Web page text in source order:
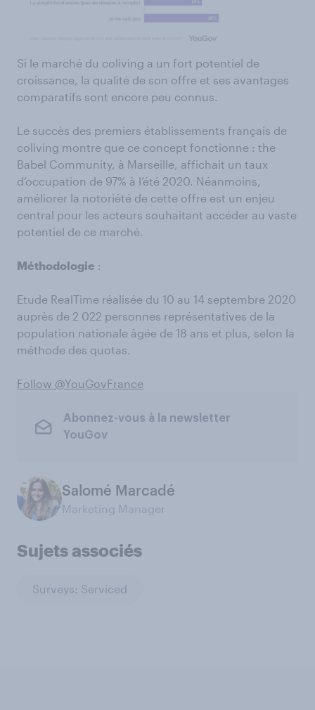
Si le marché du coliving a un fort potentiel de
croissance, la qualité de son offre et ses avantages
comparatifs sont encore peu connus.
Le succès des premiers établissements français de
coliving montre que ce concept fonctionne : the
Babel Community, à Marseille, affichait un taux
d’occupation de 97% à l’été 2020. Néanmoins,
améliorer la notoriété de cette offre est un enjeu
central pour les acteurs souhaitant accéder au vaste
potentiel de ce marché.
Méthodologie :
Etude RealTime réalisée du 10 au 14 septembre 2020
auprès de 2 022 personnes représentatives de la
population nationale âgée de 18 ans et plus, selon la
méthode des quotas.
Follow @YouGovFrance
Abonnez-vous à la newsletter
YouGov
Salomé Marcadé
Marketing Manager
Sujets associés
Surveys: Serviced